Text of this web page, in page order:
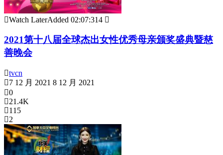
Watch LaterAdded 02:07:314
2021第十八届全球杰出女性优秀母亲颁奖盛典暨慈
善晚会
tvcn
7 12 月 2021 8 12 月 2021
0
21.4K
115
2